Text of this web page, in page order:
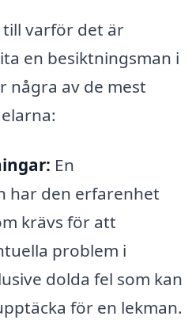
till varför det är
en besiktningsman i
några av de mest
En
har den erfarenhet
krävs för att
problem i
dolda fel som kan
för en lekman.